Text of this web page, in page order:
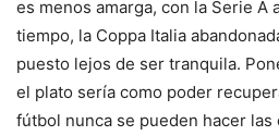
es menos amarga, con la Serie A
tiempo, la Coppa Italia
puesto lejos de ser tranquila.
el plato sería como poder
fútbol nunca se pueden hacer